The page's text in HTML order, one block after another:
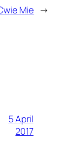
Mie →
5 April
2017